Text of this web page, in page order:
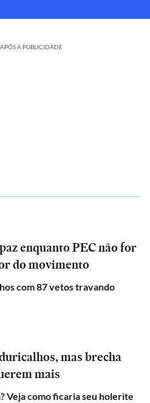
A PUBLICIDADE
enquanto PEC não for
do movimento
com 87 vetos travando
mas brecha
mais
Veja como ficaria seu holerite